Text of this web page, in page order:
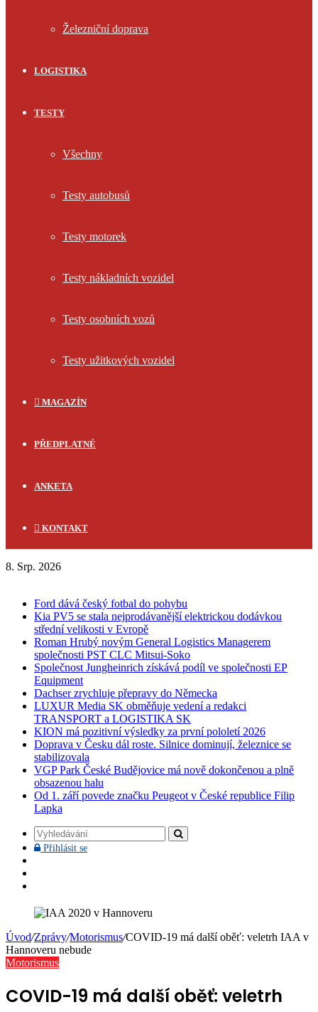
Železniční doprava
LOGISTIKA
TESTY
Všechny
Testy autobusů
Testy motorek
Testy nákladních vozidel
Testy osobních vozů
Testy užitkových vozidel
MAGAZÍN
PŘEDPLATNÉ
ANKETA
KONTAKT
8. Srp. 2026
Ford dává český fotbal do pohybu
Kia PV5 se stala nejprodávanější elektrickou dodávkou
střední velikosti v Evropě
Roman Hrubý novým General Logistics Managerem
společnosti PST CLC Mitsui-Soko
Společnost Jungheinrich získává podíl ve společnosti EP
Equipment
Dachser zrychluje přepravy do Německa
LUXUR Media SK obměňuje vedení a redakci
TRANSPORT a LOGISTIKA SK
KION má pozitivní výsledky za první pololetí 2026
Doprava v Česku dál roste. Silnice dominují, železnice se
stabilizovala
VGP Park České Budějovice má nově dokončenou a plně
obsazenou halu
Od 1. září povede značku Peugeot v České republice Filip
Lapka
Vyhledávání
Přihlásit sePřihlásit
Úvod/Zprávy/Motorismus/COVID-19 má další oběť: veletrh IAA v
Hannoveru nebude
Motorismus
COVID-19 má další oběť: veletrh